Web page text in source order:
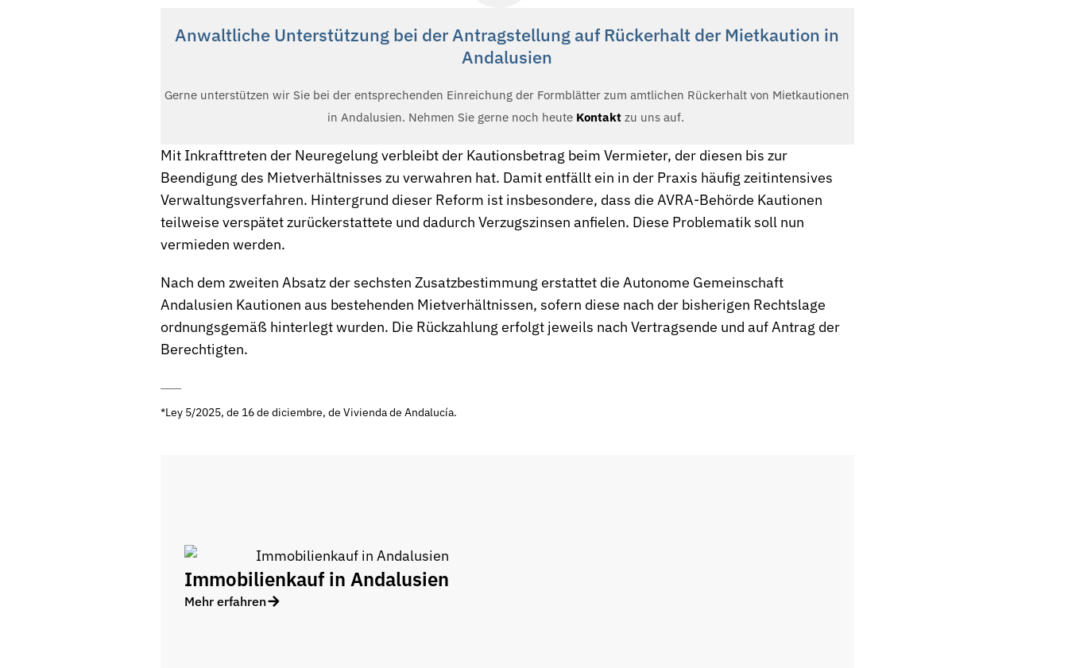
Anwaltliche Unterstützung bei der Antragstellung auf Rückerhalt der Mietkaution in
Andalusien
Gerne unterstützen wir Sie bei der entsprechenden Einreichung der Formblätter zum amtlichen Rückerhalt von Mietkautionen
in Andalusien. Nehmen Sie gerne noch heute Kontakt zu uns auf.
Mit Inkrafttreten der Neuregelung verbleibt der Kautionsbetrag beim Vermieter, der diesen bis zur
Beendigung des Mietverhältnisses zu verwahren hat. Damit entfällt ein in der Praxis häufig zeitintensives
Verwaltungsverfahren. Hintergrund dieser Reform ist insbesondere, dass die AVRA-Behörde Kautionen
teilweise verspätet zurückerstattete und dadurch Verzugszinsen anfielen. Diese Problematik soll nun
vermieden werden.
Nach dem zweiten Absatz der sechsten Zusatzbestimmung erstattet die Autonome Gemeinschaft
Andalusien Kautionen aus bestehenden Mietverhältnissen, sofern diese nach der bisherigen Rechtslage
ordnungsgemäß hinterlegt wurden. Die Rückzahlung erfolgt jeweils nach Vertragsende und auf Antrag der
Berechtigten.
*Ley 5/2025, de 16 de diciembre, de Vivienda de Andalucía.
Immobilienkauf in Andalusien
Mehr erfahren